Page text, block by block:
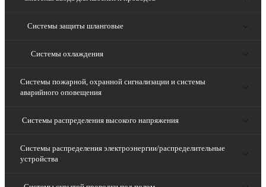
Системы защиты шланговые
Системы охлаждения
Системы пожарной, охранной сигнализации и системы
аварийного оповещения
Системы распределения высокого напряжения
Системы распределения электроэнергии/распределительные
устройства